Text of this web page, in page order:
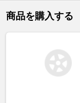
商品を購入する